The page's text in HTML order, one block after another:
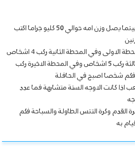
يزن خروف صغير 12 كليوجراما بينما يصل وزن امه حوالي 50 كليو جراما اكتب
ركب 5 اشخاص الحافلة في المحطة الاولى وفي المحطة الثانية ركب 4 اشخاص
ونزل شخصان وفي المحطة الثالثة ركب 5 اشخاص وفي المحطة الاخيرة ركب
اذا كانت الاوجه الستة متشابهة فما عدد
وكرة التنس الطاولة والسباحة فكم
به